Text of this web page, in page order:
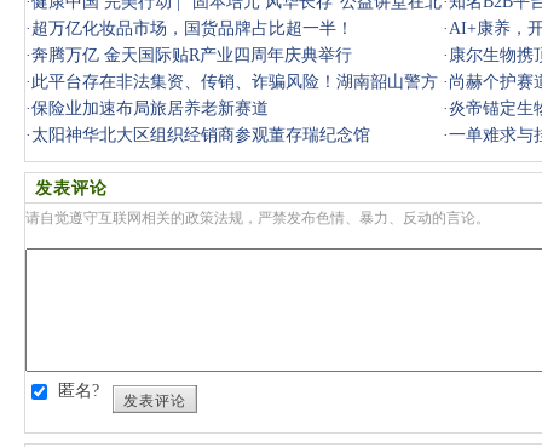
京成
收公众存款
· 超万亿化妆品市场，国货品牌占比超一半！ ·AI+康养，
·奔腾万亿 金天国际贴R产业四周年庆典举行 · 康尔生物携
· 此平台存在非法集资、传销、诈骗风险！湖南韶山警方
提醒
· 尚赫个护赛
·保险业加速布局旅居养老新赛道 ·炎帝锚定生
· 太阳神华北大区组织经销商参观董存瑞纪念馆 ·一单难求与
发表评论
请自觉遵守互联网相关的政策法规，严禁发布色情、暴力、反动的言论。
匿名?
发表评论